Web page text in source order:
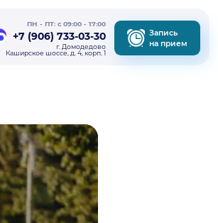
ПН - ПТ: с 09:00 - 17:00
‪+7 (906) 733-03-30
г. Домодедово
Каширское шоссе, д. 4, корп. 1
Запись
на прием